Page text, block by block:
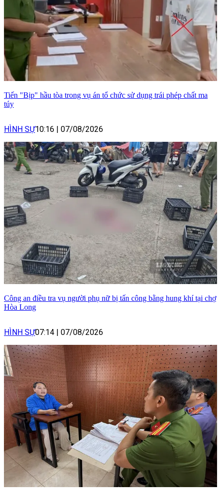
Tiến "Bịp" hầu tòa trong vụ án tổ chức sử dụng trái phép chất ma
túy
HÌNH SỰ10:16 | 07/08/2026
Công an điều tra vụ người phụ nữ bị tấn công bằng hung khí tại chợ
Hòa Long
HÌNH SỰ07:14 | 07/08/2026